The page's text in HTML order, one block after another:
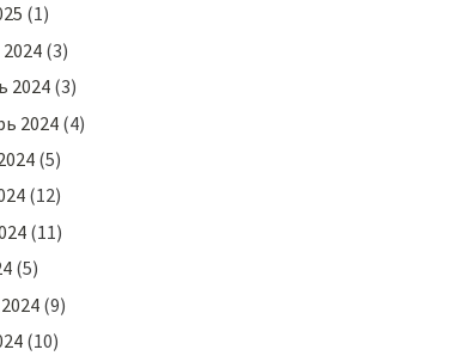
(1)
(3)
2024(3)
2024(4)
(5)
(12)
(11)
(5)
(9)
(10)